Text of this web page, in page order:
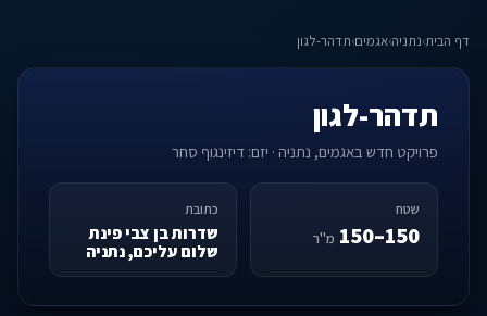
דף הבית›נתניה›אגמים›תדהר-לגון
תדהר-לגון
פרויקט חדש באגמים, נתניה · יזם: דיזינגוף סחר
שטח
150–150 מ"ר
כתובת
שדרות בן צבי פינת
שלום עליכם, נתניה